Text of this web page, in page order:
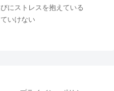
にストレスを抱えている
いけない